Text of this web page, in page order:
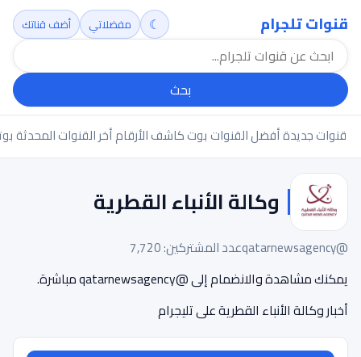
قنوات تلجرام
بحث
☾ مفضلاتي أضف قناتك
قنوات جديدةأفضل القنواتبوت كاشف الأرقامأخر القنوات المحدثة
وكالة الأنباء القطرية
@qatarnewsagency
عدد المشتركين: 7,720
يمكنك مشاهدة والانضمام إلى @qatarnewsagency مباشرة.
أخبار وكالة الأنباء القطرية على تليجرام